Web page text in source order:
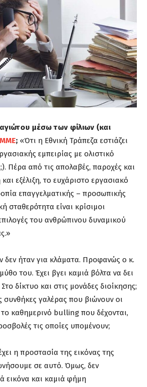
μέσω των φίλιων (και
ΜΜΕ; «Ότι η Εθνική Τράπεζα εστιάζει
εμπειρίας με ολιστικό
Πέρα από τις απολαβές, παροχές και
εξέλιξη, το ευχάριστο εργασιακό
επαγγελματικής – προσωπικής
σταθερότητα είναι κρίσιμοι
του ανθρώπινου δυναμικού
δεν ήταν για κλάματα. Προφανώς ο κ.
του. Έχει βγει καμιά βόλτα να δει
δίκτυο και στις μονάδες διοίκησης;
συνθήκες γαλέρας που βιώνουν οι
καθημερινό bulling που δέχονται,
τις οποίες υπομένουν;
η προστασία της εικόνας της
σε αυτό. Όμως, δεν
εικόνα και καμιά φήμη